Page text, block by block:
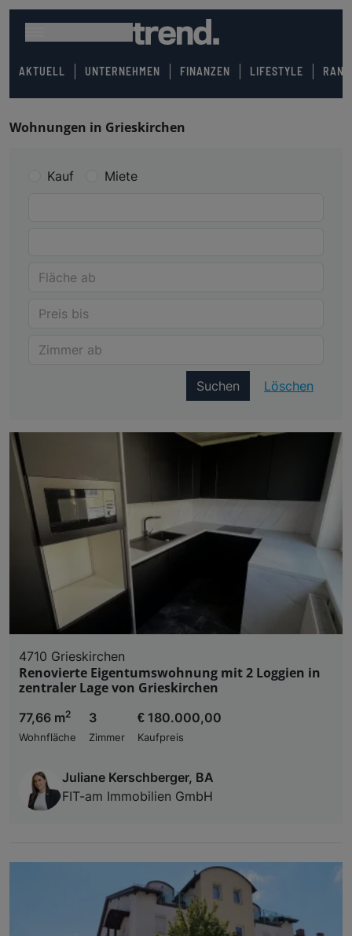
AKTUELL UNTERNEHMEN FINANZEN LIFESTYLE
Wohnungen in Grieskirchen
Kauf Miete
Suchen Löschen
4710 Grieskirchen
Renovierte Eigentumswohnung mit 2 Loggien in
zentraler Lage von Grieskirchen
77,66 m2
Wohnfläche
3
Zimmer
€ 180.000,00
Kaufpreis
Juliane Kerschberger, BA
FIT-am Immobilien GmbH